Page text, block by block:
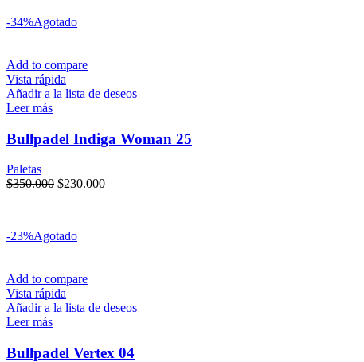
-34%Agotado
Add to compare
Vista rápida
Añadir a la lista de deseos
Leer más
Bullpadel Indiga Woman 25
Paletas
$350.000 $230.000
-23%Agotado
Add to compare
Vista rápida
Añadir a la lista de deseos
Leer más
Bullpadel Vertex 04